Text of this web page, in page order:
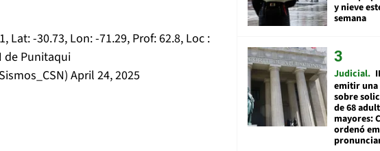
Lat: -30.73, Lon: -71.29, Prof: 62.8, Loc :
de Punitaqui
April 24, 2025
y nieve
semana
Judicial
emitir
sobre
de 68
mayores:
ordenó